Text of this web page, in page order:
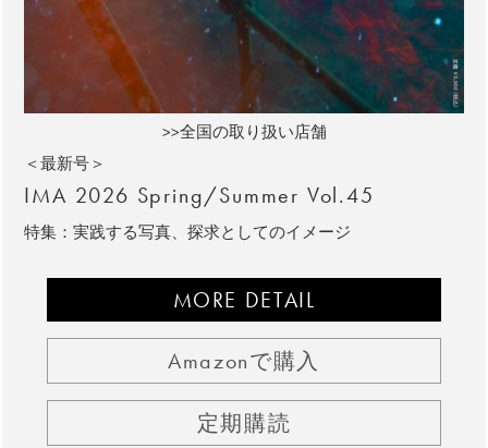
>>全国の取り扱い店舗
＜最新号＞
IMA 2026 Spring/Summer Vol.45
特集：実践する写真、探求としてのイメージ
MORE DETAIL
Amazonで購入
定期購読